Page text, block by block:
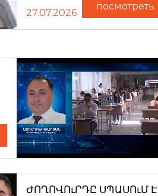
27.07.2026
посмотреть
ԺՈՂՈՎՈւՐԴԸ ՍՊԱՍՈւՄ Է